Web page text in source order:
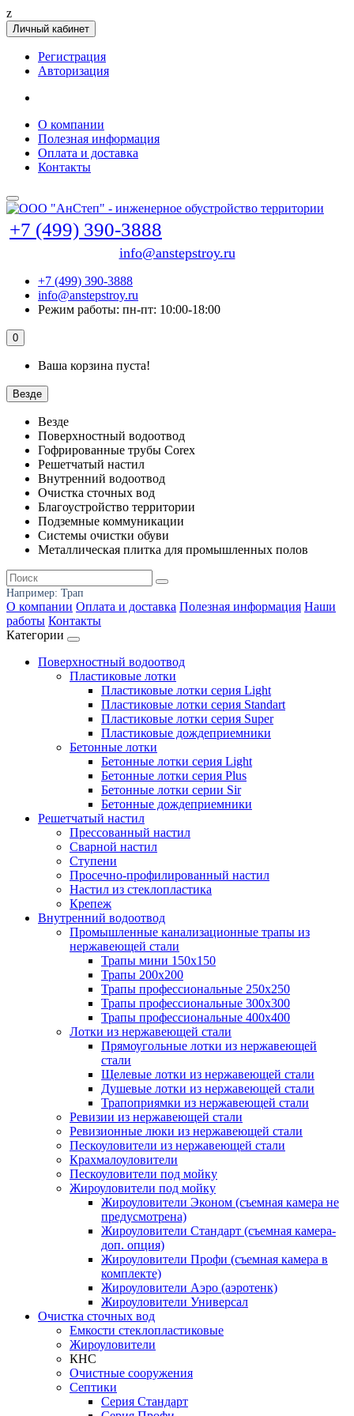
z
Личный кабинет
Регистрация
Авторизация
О компании
Полезная информация
Оплата и доставка
Контакты
+7 (499) 390-3888
info@anstepstroy.ru
+7 (499) 390-3888
info@anstepstroy.ru
Режим работы: пн-пт: 10:00-18:00
0
Ваша корзина пуста!
Везде
Везде
Поверхностный водоотвод
Гофрированные трубы Corex
Решетчатый настил
Внутренний водоотвод
Очистка сточных вод
Благоустройство территории
Подземные коммуникации
Системы очистки обуви
Металлическая плитка для промышленных полов
Например: Трап
О компании Оплата и доставка Полезная информация Наши
работы Контакты
Категории
Поверхностный водоотвод
Пластиковые лотки
Пластиковые лотки серия Light
Пластиковые лотки серия Standart
Пластиковые лотки серия Super
Пластиковые дождеприемники
Бетонные лотки
Бетонные лотки серия Light
Бетонные лотки серия Plus
Бетонные лотки серии Sir
Бетонные дождеприемники
Решетчатый настил
Прессованный настил
Сварной настил
Ступени
Просечно-профилированный настил
Настил из стеклопластика
Крепеж
Внутренний водоотвод
Промышленные канализационные трапы из
нержавеющей стали
Трапы мини 150х150
Трапы 200х200
Трапы профессиональные 250х250
Трапы профессиональные 300х300
Трапы профессиональные 400х400
Лотки из нержавеющей стали
Прямоугольные лотки из нержавеющей
стали
Щелевые лотки из нержавеющей стали
Душевые лотки из нержавеющей стали
Трапоприямки из нержавеющей стали
Ревизии из нержавеющей стали
Ревизионные люки из нержавеющей стали
Пескоуловители из нержавеющей стали
Крахмалоуловители
Пескоуловители под мойку
Жироуловители под мойку
Жироуловители Эконом (съемная камера не
предусмотрена)
Жироуловители Стандарт (съемная камера-
доп. опция)
Жироуловители Профи (съемная камера в
комплекте)
Жироуловители Аэро (аэротенк)
Жироуловители Универсал
Очистка сточных вод
Емкости стеклопластиковые
Жироуловители
КНС
Очистные сооружения
Септики
Серия Стандарт